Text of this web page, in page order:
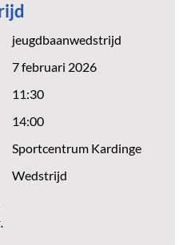
jeugdbaanwedstrijd
7 februari 2026
11:30
14:00
Sportcentrum Kardinge
Wedstrijd